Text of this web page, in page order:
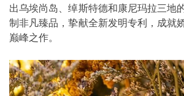
出乌埃尚岛、绰斯特德和康尼玛拉三地
制非凡臻品，挚献全新发明专利，成就
巅峰之作。